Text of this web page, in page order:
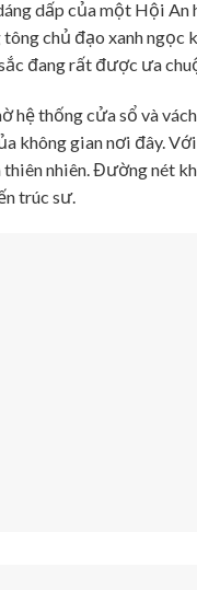
dấp của một Hội
chủ đạo xanh ngọc
đang rất được ưa
hệ thống cửa sổ và
không gian nơi đây.
nhiên. Đường nét
trúc sư.